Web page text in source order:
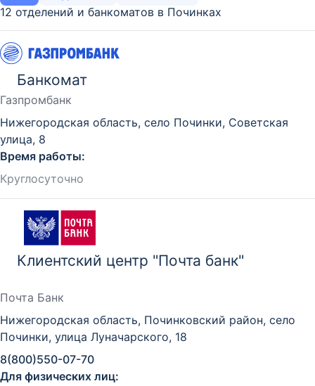
12 отделений и банкоматов в Починках
Банкомат
Газпромбанк
Нижегородская область, село Починки, Советская
улица, 8
Время работы:
Круглосуточно
Клиентский центр "Почта банк"
Почта Банк
Нижегородская область, Починковский район, село
Починки, улица Луначарского, 18
8(800)550-07-70
Для физических лиц: